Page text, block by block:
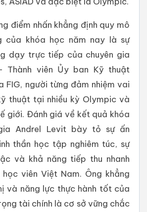
điểm nhấn khẳng định quy mô
của khóa học năm nay là sự
dạy trực tiếp của chuyên gia
Thành viên Ủy ban Kỹ thuật
FIG, người từng đảm nhiệm vai
thuật tại nhiều kỳ Olympic và
giới. Đánh giá về kết quả khóa
Andrel Levit bày tỏ sự ấn
thần học tập nghiêm túc, sự
và khả năng tiếp thu nhanh
viên Việt Nam. Ông khẳng
và năng lực thực hành tốt của
tài chính là cơ sở vững chắc